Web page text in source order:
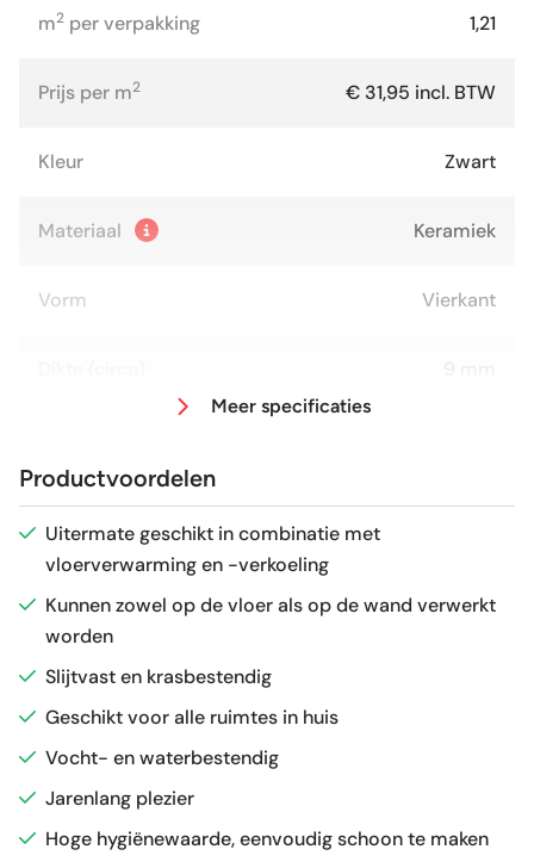
m2 per verpakking 1,21
Prijs per m2 € 31,95 incl. BTW
Kleur Zwart
Materiaal Keramiek
Vorm Vierkant
Antislipwaarde R10
Glans / Mat
Gerectificeerd
Vorstbestendig
Sortering
Craquelé Nee
Meer specificaties
Productvoordelen
Uitermate geschikt in combinatie met
vloerverwarming en -verkoeling
Kunnen zowel op de vloer als op de wand verwerkt
worden
Slijtvast en krasbestendig
Geschikt voor alle ruimtes in huis
Vocht- en waterbestendig
Jarenlang plezier
Hoge hygiënewaarde, eenvoudig schoon te maken